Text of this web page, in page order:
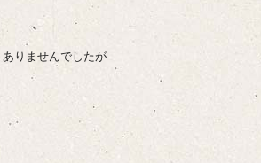
りませんでしたが